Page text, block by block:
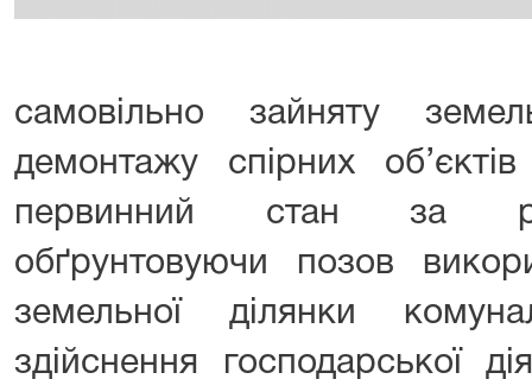
самовільно зайняту
демонтажу спірних
первинний стан за
обґрунтовуючи позов
земельної ділянки
здійснення господарської